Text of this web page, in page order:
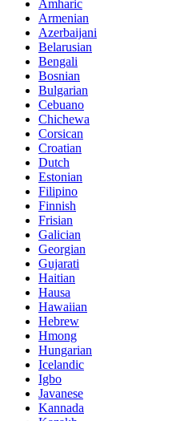
Amharic
Armenian
Azerbaijani
Belarusian
Bengali
Bosnian
Bulgarian
Cebuano
Chichewa
Corsican
Croatian
Dutch
Estonian
Filipino
Finnish
Frisian
Galician
Georgian
Gujarati
Haitian
Hausa
Hawaiian
Hebrew
Hmong
Hungarian
Icelandic
Igbo
Javanese
Kannada